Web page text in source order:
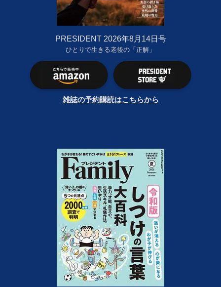
PRESIDENT 2026年8月14日号
ひとりで生きる老後の「正解」
雑誌の予約購読はこちらから